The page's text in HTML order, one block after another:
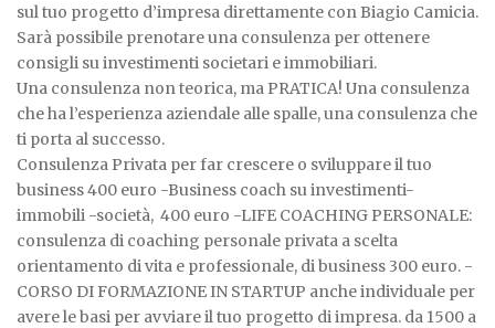
sul tuo progetto d’impresa direttamente con Biagio Camicia.
Sarà possibile prenotare una consulenza per ottenere
consigli su investimenti societari e immobiliari.
Una consulenza non teorica, ma PRATICA! Una consulenza
che ha l’esperienza aziendale alle spalle, una consulenza che
ti porta al successo.
Consulenza Privata per far crescere o sviluppare il tuo
business 400 euro -Business coach su investimenti-
immobili -società, 400 euro -LIFE COACHING PERSONALE:
consulenza di coaching personale privata a scelta
orientamento di vita e professionale, di business 300 euro. -
CORSO DI FORMAZIONE IN STARTUP anche individuale per
avere le basi per avviare il tuo progetto di impresa. da 1500 a